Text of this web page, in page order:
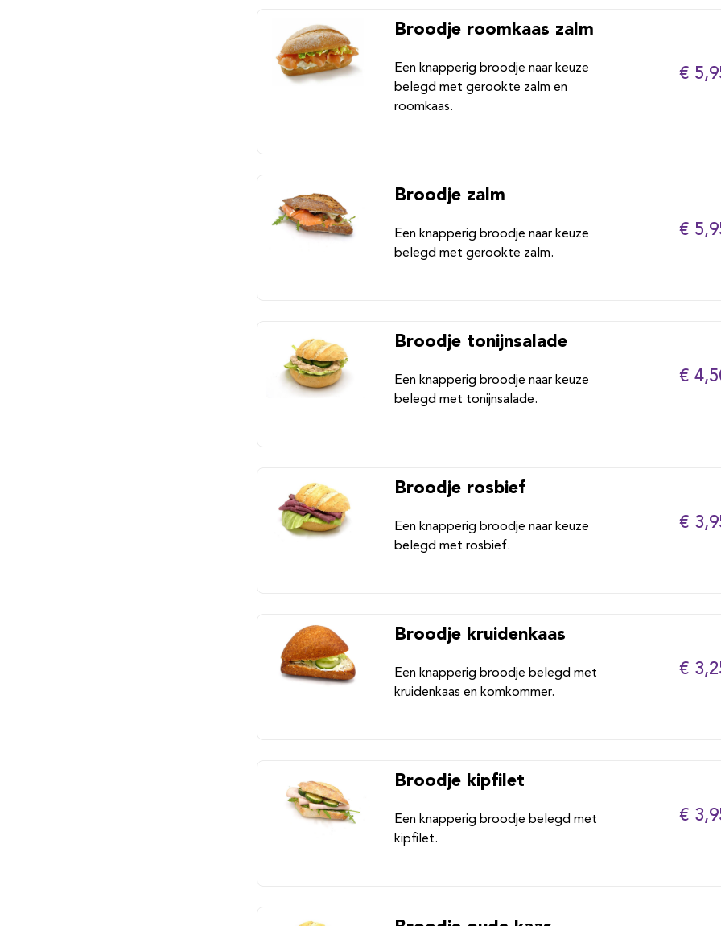
Broodje roomkaas zalm
Een knapperig broodje naar keuze
belegd met gerookte zalm en
roomkaas.
€
Broodje zalm
Een knapperig broodje naar keuze
belegd met gerookte zalm.
€
Broodje tonijnsalade
Een knapperig broodje naar keuze
belegd met tonijnsalade.
€
Broodje rosbief
Een knapperig broodje naar keuze
belegd met rosbief.
€
Broodje kruidenkaas
Een knapperig broodje belegd met
kruidenkaas en komkommer.
€
Broodje kipfilet
Een knapperig broodje belegd met
kipfilet.
€